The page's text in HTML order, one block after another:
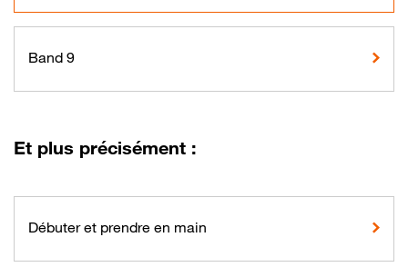
Band 9
Et plus précisément :
Débuter et prendre en main